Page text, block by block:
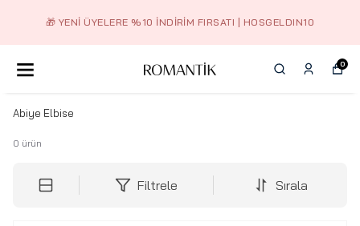
🎁 YENI ÜYELERE %10 İNDIRIM FIRSATI | HOSGELDIN10
0
Abiye Elbise
0 ürün
Filtrele Sırala